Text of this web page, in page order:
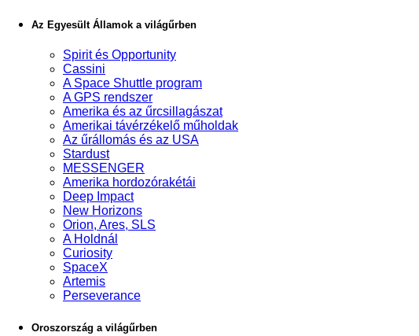
Az Egyesült Államok a világűrben
Spirit és Opportunity
Cassini
A Space Shuttle program
A GPS rendszer
Amerika és az űrcsillagászat
Amerikai távérzékelő műholdak
Az űrállomás és az USA
Stardust
MESSENGER
Amerika hordozórakétái
Deep Impact
New Horizons
Orion, Ares, SLS
A Holdnál
Curiosity
SpaceX
Artemis
Perseverance
Oroszország a világűrben